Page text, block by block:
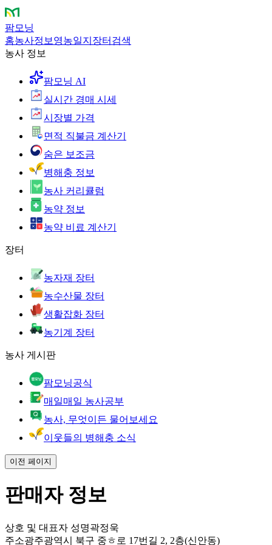
팜모닝
홈농사정보 영농일지 장터 검색
농사 정보
팜모닝 AI
실시간 경매 시세
시장별 가격
면적 직불금 계산기
숨은 보조금
병해충 정보
농사 커리큘럼
농약 정보
농약 비료 계산기
장터
농자재 장터
농수산물 장터
생활잡화 장터
농기계 장터
농사 게시판
팜모닝공식
매일매일 농사공부
농사, 무엇이든 물어보세요
이웃들의 병해충 소식
이전 페이지
판매자 정보
상호 및 대표자 성명곽정욱
주소광주광역시 북구 중ㅎ로 17번길 2, 2층(신안동)